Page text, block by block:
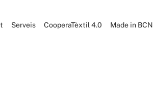
Serveis CooperaTèxtil 4.0 Made in BCN